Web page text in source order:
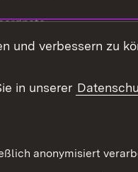
und verbessern zu
in unserer
anonymisiert